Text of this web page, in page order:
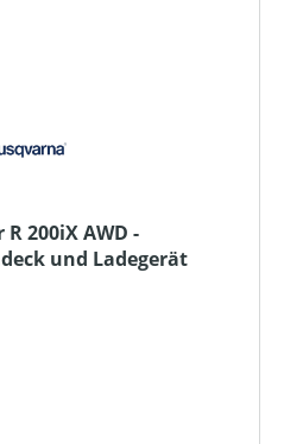
200iX AWD -
und Ladegerät